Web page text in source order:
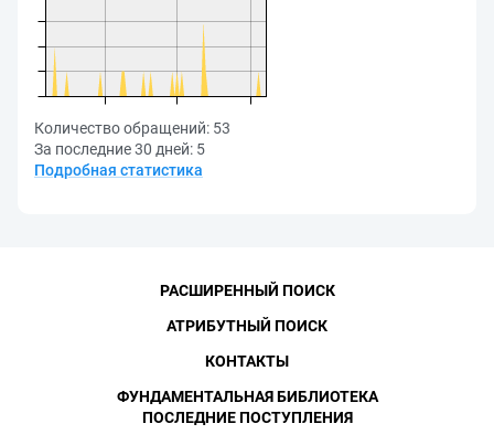
Количество обращений: 53
За последние 30 дней: 5
Подробная статистика
РАСШИРЕННЫЙ ПОИСК
АТРИБУТНЫЙ ПОИСК
КОНТАКТЫ
ФУНДАМЕНТАЛЬНАЯ БИБЛИОТЕКА
ПОСЛЕДНИЕ ПОСТУПЛЕНИЯ